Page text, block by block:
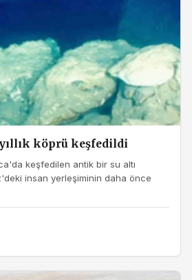
köprü keşfedildi
keşfedilen antik bir su altı
insan yerleşiminin daha önce